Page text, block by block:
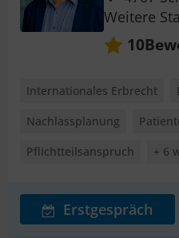
Weitere
10
Internationales Erbrecht
Nachlassplanung
Pflichtteilsanspruch
+ 6
Erstgespräch